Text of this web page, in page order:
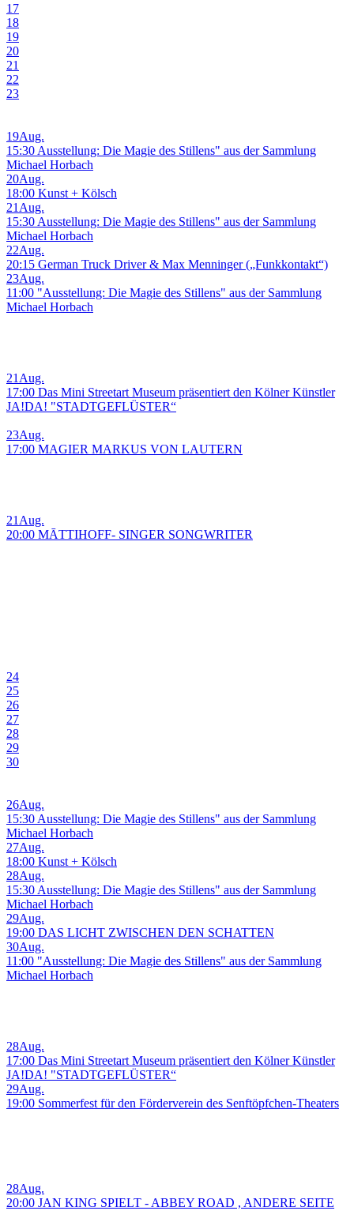
17
18
19
20
21
22
23
19Aug.
15:30 Ausstellung: Die Magie des Stillens" aus der Sammlung
Michael Horbach
20Aug.
18:00 Kunst + Kölsch
21 Aug.
15:30 Ausstellung: Die Magie des Stillens" aus der Sammlung
Michael Horbach
22Aug.
20:15 German Truck Driver & Max Menninger („Funkkontakt“)
23Aug.
11:00 "Ausstellung: Die Magie des Stillens" aus der Sammlung
Michael Horbach
21 Aug.
17:00 Das Mini Streetart Museum präsentiert den Kölner Künstler
JA!DA! "STADTGEFLÜSTER“
23Aug.
17:00 MAGIER MARKUS VON LAUTERN
21 Aug.
20:00 MĀTTIHOFF- SINGER SONGWRITER
24
25
26
27
28
29
30
26Aug.
15:30 Ausstellung: Die Magie des Stillens" aus der Sammlung
Michael Horbach
27Aug.
18:00 Kunst + Kölsch
28Aug.
15:30 Ausstellung: Die Magie des Stillens" aus der Sammlung
Michael Horbach
29Aug.
19:00 DAS LICHT ZWISCHEN DEN SCHATTEN
30Aug.
11:00 "Ausstellung: Die Magie des Stillens" aus der Sammlung
Michael Horbach
28Aug.
17:00 Das Mini Streetart Museum präsentiert den Kölner Künstler
JA!DA! "STADTGEFLÜSTER“
29Aug.
19:00 Sommerfest für den Förderverein des Senftöpfchen-Theaters
28Aug.
20:00 JAN KING SPIELT - ABBEY ROAD , ANDERE SEITE